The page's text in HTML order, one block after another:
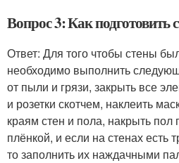
Вопрос 3: Как подготовить
Ответ: Для того чтобы стены
необходимо выполнить
от пыли и грязи, закрыть все
и розетки скотчем, наклеить
краям стен и пола, накрыть пол
плёнкой, и если на стенах есть
то заполнить их наждачными